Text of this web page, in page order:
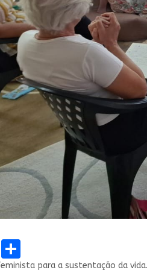
Email
para a sustentação da vida.